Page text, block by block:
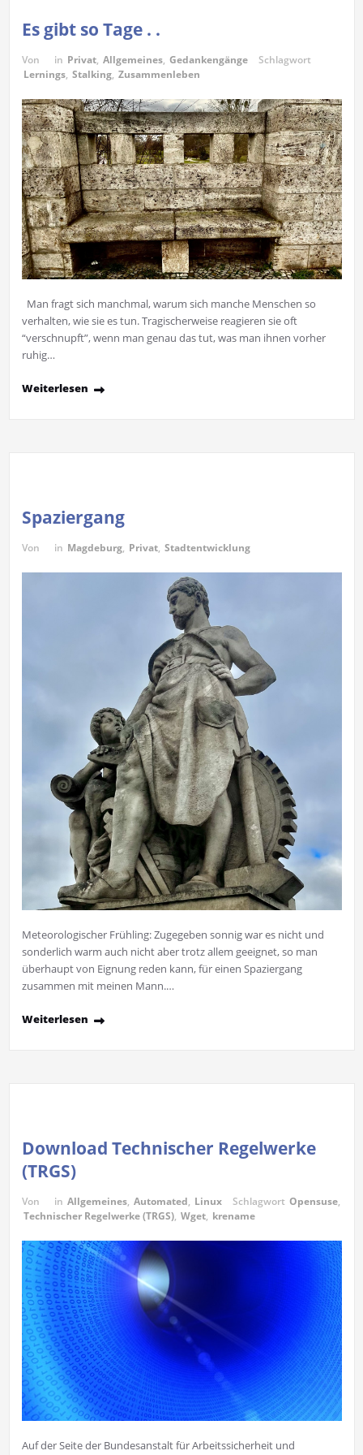
Es gibt so Tage . .
Von in Privat, Allgemeines, Gedankengänge
Schlagwort
Lernings, Stalking, Zusammenleben
Man fragt sich manchmal, warum sich manche Menschen so
verhalten, wie sie es tun. Tragischerweise reagieren sie oft
“verschnupft”, wenn man genau das tut, was man ihnen vorher
ruhig…
Weiterlesen
Spaziergang
Von in Magdeburg, Privat, Stadtentwicklung
Meteorologischer Frühling: Zugegeben sonnig war es nicht und
sonderlich warm auch nicht aber trotz allem geeignet, so man
überhaupt von Eignung reden kann, für einen Spaziergang
zusammen mit meinen Mann.…
Weiterlesen
Download Technischer Regelwerke
(TRGS)
Von in Allgemeines, Automated, Linux Schlagwort Opensuse,
Technischer Regelwerke (TRGS), Wget, krename
Auf der Seite der Bundesanstalt für Arbeitssicherheit und